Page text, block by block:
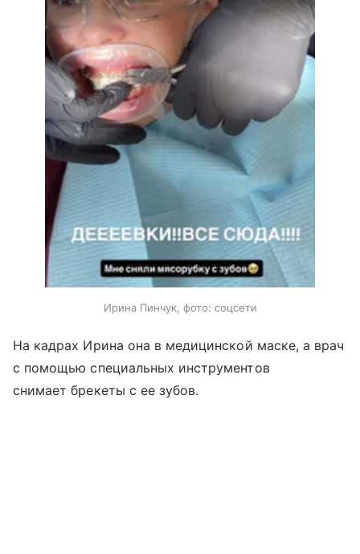
Ирина Пинчук, фото: соцсети
На кадрах Ирина она в медицинской маске, а врач
с помощью специальных инструментов
снимает брекеты с ее зубов.